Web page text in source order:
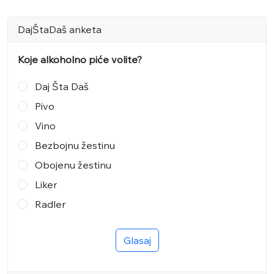
DajŠtaDaš anketa
Koje alkoholno piće volite?
Daj Šta Daš
Pivo
Vino
Bezbojnu žestinu
Obojenu žestinu
Liker
Radler
Glasaj